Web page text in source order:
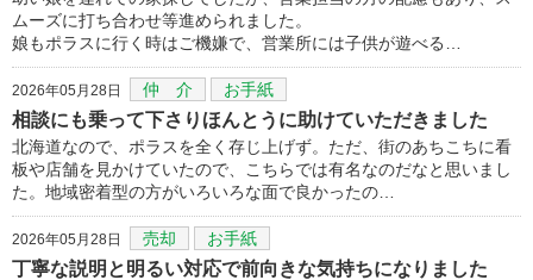
ムーズに打ち合わせ等進められました。
娘もポラスに行く時はご機嫌で、営業所には子供が遊べる…
2026年05月28日 仲 介 お手紙
相談にも乗って下さりほんとうに助けていただきました
北海道なので、ポラスを全く存じ上げず。ただ、街のあちこちに看
板や店舗を見かけていたので、こちらでは有名なのだなと思いまし
た。地域密着型の方がいろいろな面で良かったの…
2026年05月28日 売却 お手紙
丁寧な説明と明るい対応で前向きな気持ちになりました